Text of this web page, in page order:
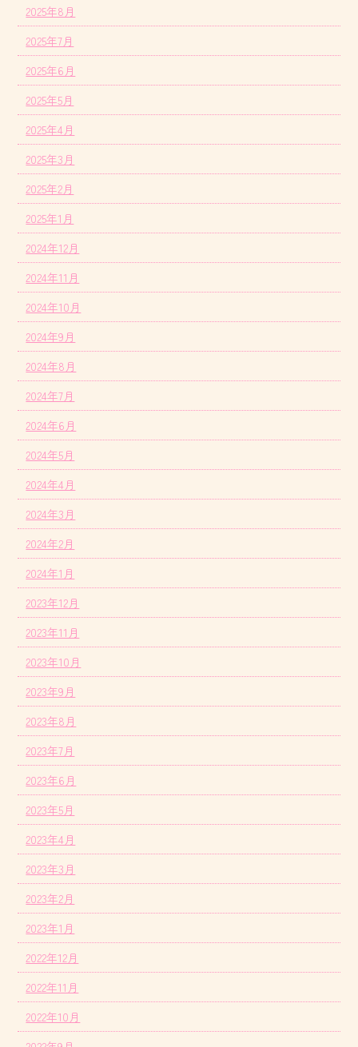
2025年8月
2025年7月
2025年6月
2025年5月
2025年4月
2025年3月
2025年2月
2025年1月
2024年12月
2024年11月
2024年10月
2024年9月
2024年8月
2024年7月
2024年6月
2024年5月
2024年4月
2024年3月
2024年2月
2024年1月
2023年12月
2023年11月
2023年10月
2023年9月
2023年8月
2023年7月
2023年6月
2023年5月
2023年4月
2023年3月
2023年2月
2023年1月
2022年12月
2022年11月
2022年10月